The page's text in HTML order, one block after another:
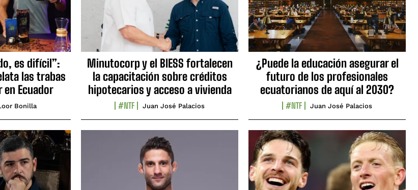
es difícil”:
las trabas
en Ecuador
Bonilla
Minutocorp y el BIESS fortalecen
la capacitación sobre créditos
hipotecarios y acceso a vivienda
#NTF Juan José Palacios
¿Puede la educación asegurar el
futuro de los profesionales
ecuatorianos de aquí al 2030?
#NTF Juan José Palacios